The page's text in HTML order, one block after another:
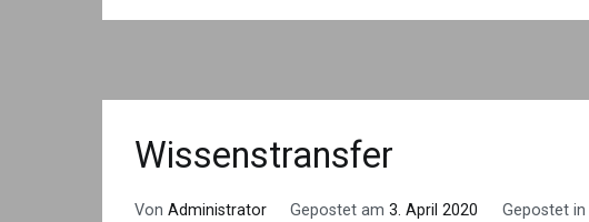
Wissenstransfer
Von Administrator Gepostet am3. April 2020 Gepostet in